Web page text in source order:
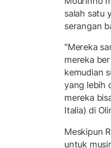
salah satu
serangan
"Mereka
mereka
kemudian
yang lebih
mereka
Italia) di
Meskipun
untuk